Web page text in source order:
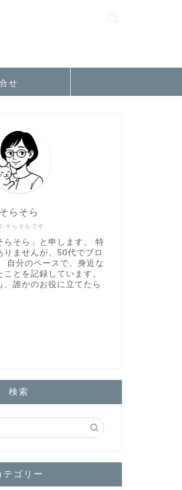
せ
そらそらです
そらそら
らそら」と申します。 特
りませんが、50代でブロ
自分のペースで、身近な
とを記録しています。
、誰かのお役に立てたら
検索
テゴリー